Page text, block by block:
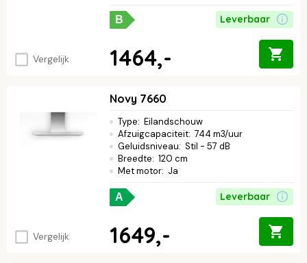
Vergelijk
B Leverbaar
1464,-
Vergelijk
Novy 7660
Type: Eilandschouw
Afzuigcapaciteit: 744 m3/uur
Geluidsniveau: Stil - 57 dB
Breedte: 120 cm
Met motor: Ja
A Leverbaar
1649,-